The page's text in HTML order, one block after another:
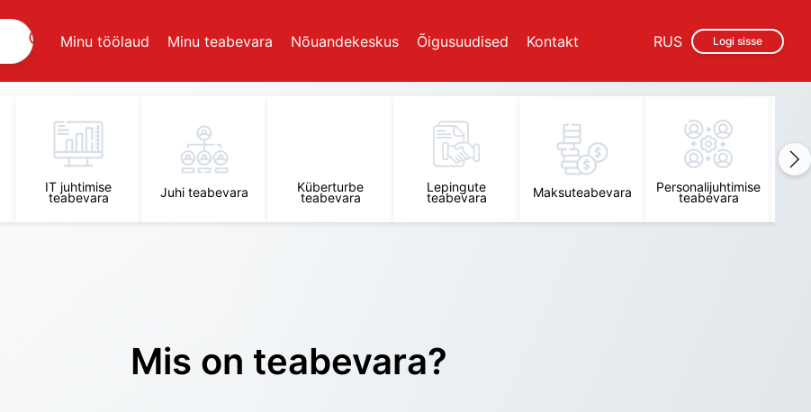
Minu töölaud Minu teabevara Nõuandekeskus Õigusuudised Kontakt Logi sisse
RUS
IT juhtimise
teabevara Juhi teabevara Küberturbe
teabevara
Lepingute
teabevara Maksuteabevara Personalijuhtimise
teabevara
Mis on teabevara?